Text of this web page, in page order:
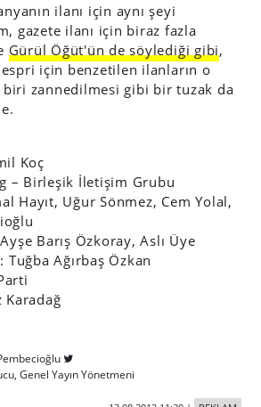
ilanı için aynı şeyi
gazete ilanı için biraz fazla
Gürül Öğüt'ün de söylediği gibi,
için benzetilen ilanların o
zannedilmesi gibi bir tuzak da
Koç
– Birleşik İletişim Grubu
Hayıt, Uğur Sönmez, Cem Yolal,
Barış Özkoray, Aslı Üye
Ağırbaş Özkan
Karadağ
Genel Yayın Yönetmeni